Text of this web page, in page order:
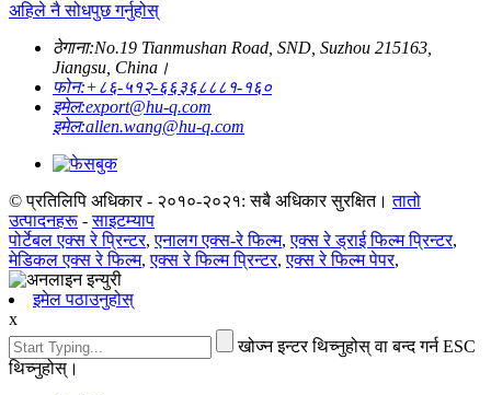
अहिले नै सोधपुछ गर्नुहोस्
ठेगाना:No.19 Tianmushan Road, SND, Suzhou 215163,
Jiangsu, China।
फोन:+८६-५१२-६६३६८८८१-१६०
इमेल:export@hu-q.com
इमेल:allen.wang@hu-q.com
© प्रतिलिपि अधिकार - २०१०-२०२१: सबै अधिकार सुरक्षित। तातो
उत्पादनहरू -साइटम्याप
पोर्टेबल एक्स रे प्रिन्टर,एनालग एक्स-रे फिल्म,एक्स रे ड्राई फिल्म प्रिन्टर,
मेडिकल एक्स रे फिल्म,एक्स रे फिल्म प्रिन्टर,एक्स रे फिल्म पेपर,
इमेल पठाउनुहोस्
x
खोज्न इन्टर थिच्नुहोस् वा बन्द गर्न ESC
थिच्नुहोस्।